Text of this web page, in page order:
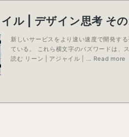
ル | デザイン思考 そ
新しいサービスをより速い速度で開発す
ている。 これら横文字のバズワードは、
読む リーン | アジャイル | ... Read more